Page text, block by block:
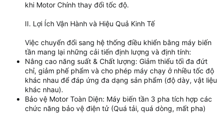
khi Motor Chính thay đổi tốc độ.
II. Lợi Ích Vận Hành và Hiệu Quả Kinh Tế
Việc chuyển đổi sang hệ thống điều khiển bằng máy biến
tần mang lại những cải tiến định lượng và định tính:
Nâng cao năng suất & Chất lượng: Giảm thiểu tối đa đứt
chỉ, giảm phế phẩm và cho phép máy chạy ở nhiều tốc độ
khác nhau để đáp ứng đa dạng sản phẩm (độ dày, vật liệu
khác nhau).
Bảo vệ Motor Toàn Diện: Máy biến tần 3 pha tích hợp các
chức năng bảo vệ điện tử (Quá tải, quá dòng, mất pha)